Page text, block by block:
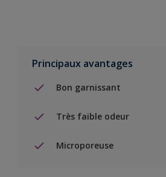
Principaux avantages
Bon garnissant
Très faible odeur
Microporeuse